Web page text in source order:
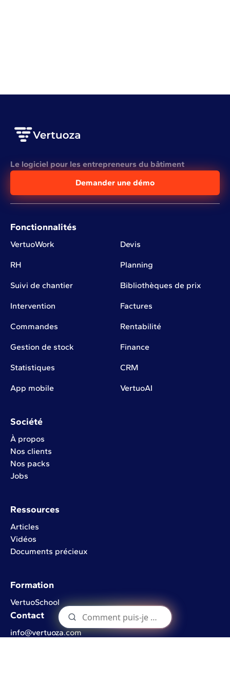
Le logiciel pour les entrepreneurs du bâtiment
Demander une démo
Fonctionnalités
VertuoWork Devis
RH Planning
Suivi de chantier Bibliothèques de prix
Intervention Factures
Commandes Rentabilité
Gestion de stock Finance
Statistiques CRM
App mobile VertuoAI
Société
À propos
Nos clients
Nos packs
Jobs
Ressources
Articles
Vidéos
Documents précieux
Formation
VertuoSchool
Contact
info@vertuoza.com